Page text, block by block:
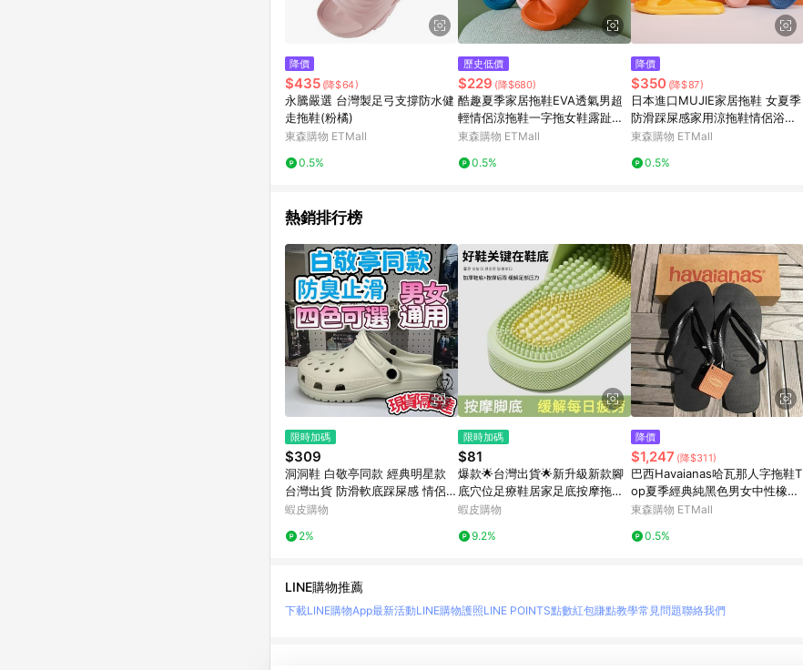
降價
$435 (降$64)
永騰嚴選 台灣製足弓支撐防水健
走拖鞋(粉橘)
東森購物 ETMall
0.5%
歷史低價
$229 (降$680)
酷趣夏季家居拖鞋EVA透氣男超
輕情侶涼拖鞋一字拖女鞋露趾踩
屎感
東森購物 ETMall
0.5%
降價
$350 (降$87)
日本進口MUJIE家居拖鞋 女夏季
防滑踩屎感家用涼拖鞋情侶浴室
拖
東森購物 ETMall
0.5%
熱銷排行榜
限時加碼
$309
洞洞鞋 白敬亭同款 經典明星款
台灣出貨 防滑軟底踩屎感 情侶款
男女鞋 透氣百搭休閒戶外輕便款
蝦皮購物
2%
限時加碼
$81
爆款🌟台灣出貨🌟新升級新款腳
底穴位足療鞋居家足底按摩拖鞋
女2025浴室洗澡防滑涼拖女士
蝦皮購物
9.2%
降價
$1,247 (降$311)
巴西Havaianas哈瓦那人字拖鞋T
op夏季經典純黑色男女中性橡膠
防滑
東森購物 ETMall
0.5%
LINE購物推薦
下載LINE購物App最新活動LINE購物護照LINE POINTS點數紅包賺點教學常見問題聯絡我們